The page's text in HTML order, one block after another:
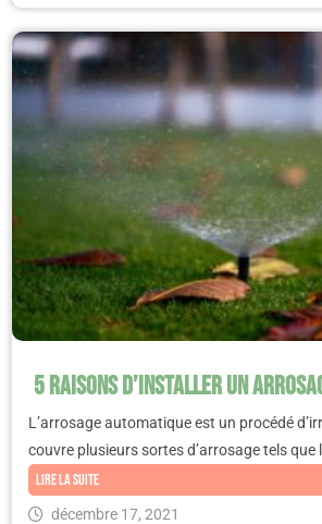
5 raisons d’installer un
L’arrosage automatique est un procédé
couvre plusieurs sortes d’arrosage tels que
Lire la suite
décembre 17, 2021